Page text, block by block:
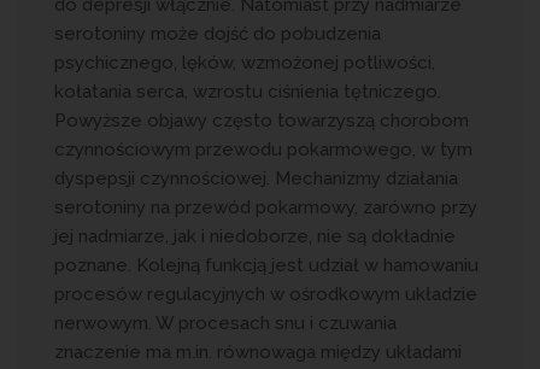
do depresji włącznie. Natomiast przy nadmiarze
serotoniny może dojść do pobudzenia
psychicznego, lęków, wzmożonej potliwości,
kołatania serca, wzrostu ciśnienia tętniczego.
Powyższe objawy często towarzyszą chorobom
czynnościowym przewodu pokarmowego, w tym
dyspepsji czynnościowej. Mechanizmy działania
serotoniny na przewód pokarmowy, zarówno przy
jej nadmiarze, jak i niedoborze, nie są dokładnie
poznane. Kolejną funkcją jest udział w hamowaniu
procesów regulacyjnych w ośrodkowym układzie
nerwowym. W procesach snu i czuwania
znaczenie ma m.in. równowaga między układami